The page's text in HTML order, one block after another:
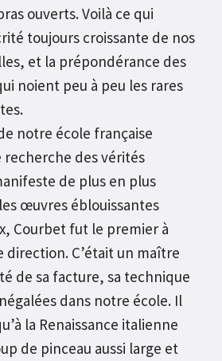
ouverts. Voilà ce qui
toujours croissante de nos
et la prépondérance des
noient peu à peu les rares
notre école française
des vérités
de plus en plus
œuvres éblouissantes
Courbet fut le premier à
direction. C’était un maître
de sa facture, sa technique
dans notre école. Il
la Renaissance italienne
de pinceau aussi large et